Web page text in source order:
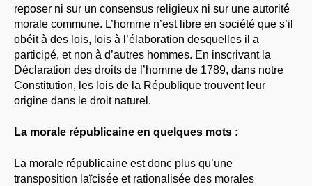
reposer ni sur un consensus religieux ni sur une autorité
morale commune. L’homme n’est libre en société que s’il
obéit à des lois, lois à l’élaboration desquelles il a
participé, et non à d’autres hommes. En inscrivant la
Déclaration des droits de l’homme de 1789, dans notre
Constitution, les lois de la République trouvent leur
origine dans le droit naturel.
La morale républicaine en quelques mots :
La morale républicaine est donc plus qu’une
transposition laïcisée et rationalisée des morales